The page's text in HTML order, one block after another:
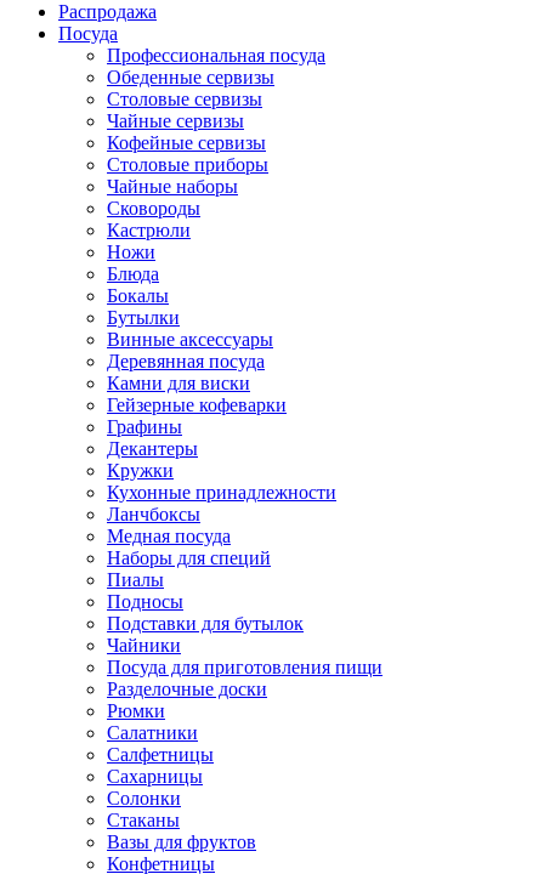
Распродажа
Посуда
Профессиональная посуда
Обеденные сервизы
Столовые сервизы
Чайные сервизы
Кофейные сервизы
Столовые приборы
Чайные наборы
Сковороды
Кастрюли
Ножи
Блюда
Бокалы
Бутылки
Винные аксессуары
Деревянная посуда
Камни для виски
Гейзерные кофеварки
Графины
Декантеры
Кружки
Кухонные принадлежности
Ланчбоксы
Медная посуда
Наборы для специй
Пиалы
Подносы
Подставки для бутылок
Чайники
Посуда для приготовления пищи
Разделочные доски
Рюмки
Салатники
Салфетницы
Сахарницы
Солонки
Стаканы
Вазы для фруктов
Конфетницы